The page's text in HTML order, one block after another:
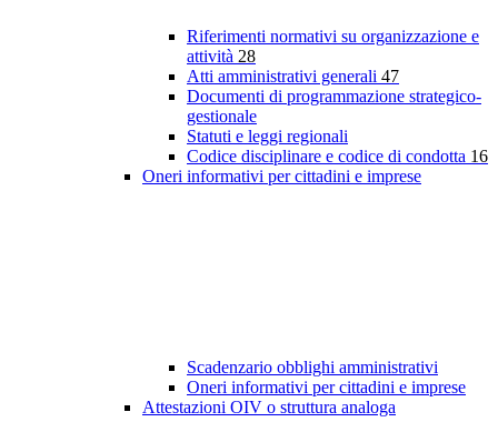
Riferimenti normativi su organizzazione e
attività 28
Atti amministrativi generali 47
Documenti di programmazione strategico-
gestionale
Statuti e leggi regionali
Codice disciplinare e codice di condotta 16
Oneri informativi per cittadini e imprese
Scadenzario obblighi amministrativi
Oneri informativi per cittadini e imprese
Attestazioni OIV o struttura analoga